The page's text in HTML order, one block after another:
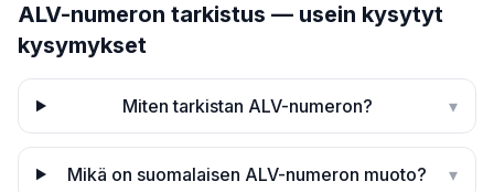
ALV-numeron tarkistus — usein kysytyt
kysymykset
Miten tarkistan ALV-numeron? ▾
Mikä on suomalaisen ALV-numeron muoto? ▾